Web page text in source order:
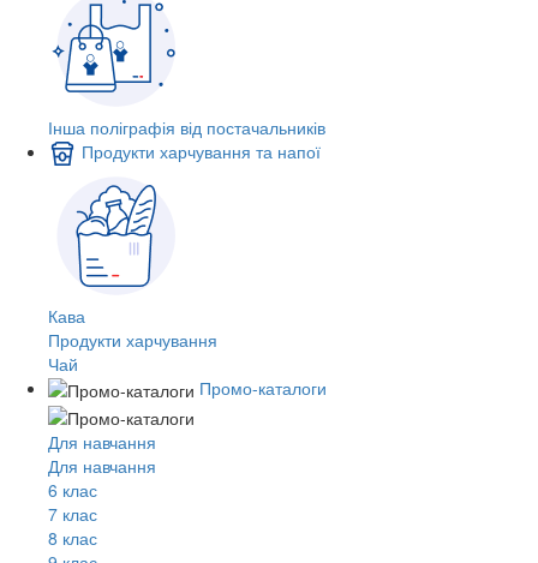
Інша поліграфія від постачальників
Продукти харчування та напої
Кава
Продукти харчування
Чай
Промо-каталоги
Для навчання
Для навчання
6 клас
7 клас
8 клас